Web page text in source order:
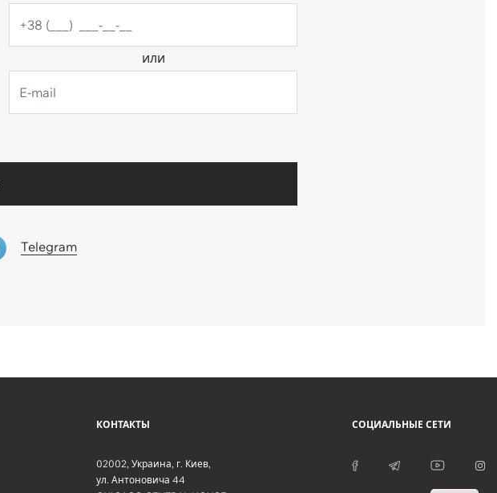
или
Telegram
КОНТАКТЫ
02002,Украина, г. Киев,
ул. Антоновича 44
СОЦИАЛЬНЫЕ СЕТИ